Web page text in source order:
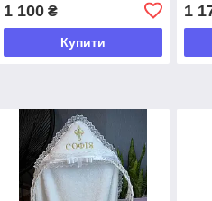
1 100₴
Купити
1